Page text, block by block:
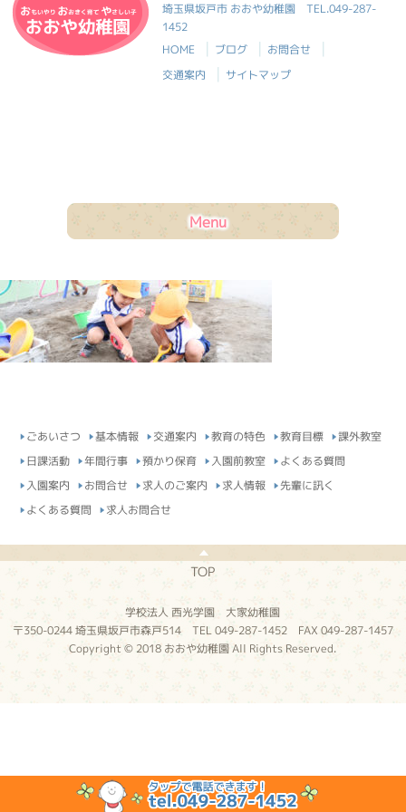
おおや幼稚園
埼玉県坂戸市 おおや幼稚園TEL.049-287-
1452
HOME | ブログ | お問合せ |
交通案内 | サイトマップ
Menu
ごあいさつ 基本情報 交通案内 教育の特色 教育目標
課外教室
日課活動
年間行事 預かり保育 入園前教室 よくある質問
入園案内 お問合せ 求人のご案内 求人情報 先輩に訊く
よくある質問 求人お問合せ
TOP
学校法人 西光学園 大家幼稚園
〒350-0244 埼玉県坂戸市森戸514 TEL 049-287-1452 FAX 049-287-1457
Copyright © 2018 おおや幼稚園 All Rights Reserved.